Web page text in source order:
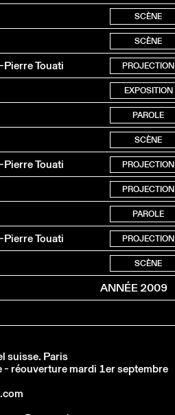
SCÈNE
SCÈNE
Touati PROJECTION
EXPOSITION
PAROLE
SCÈNE
Touati PROJECTION
PROJECTION
PAROLE
Touati PROJECTION
SCÈNE
ANNÉE 2009
suisse. Paris
- réouverture mardi 1er septembre